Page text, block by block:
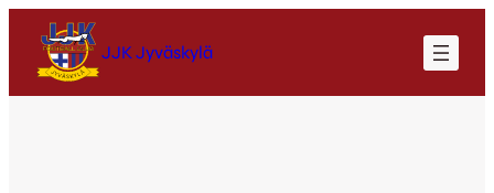
JJK Jyväskylä